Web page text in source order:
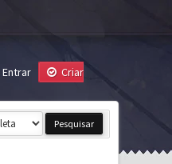
Entrar
Criar